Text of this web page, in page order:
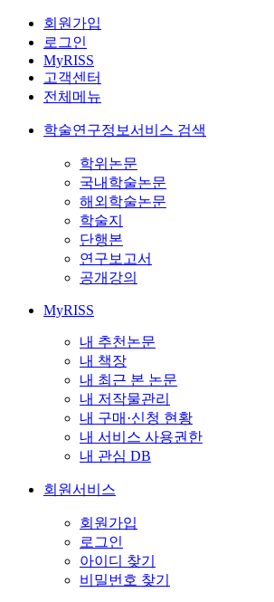
회원가입
로그인
MyRISS
고객센터
전체메뉴
학술연구정보서비스 검색
학위논문
국내학술논문
해외학술논문
학술지
단행본
연구보고서
공개강의
MyRISS
내 추천논문
내 책장
내 최근 본 논문
내 저작물관리
내 구매·신청 현황
내 서비스 사용권한
내 관심 DB
회원서비스
회원가입
로그인
아이디 찾기
비밀번호 찾기